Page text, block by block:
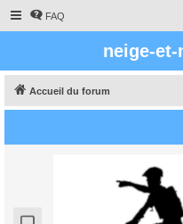
FAQ
neige-
Accueil du forum